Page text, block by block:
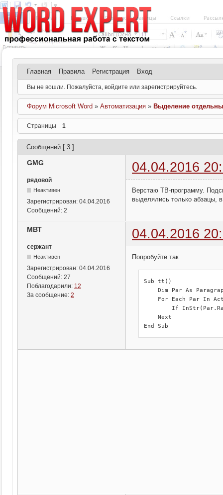
Главная Правила Регистрация Вход
Вы не вошли. Пожалуйста, войдите или зарегистрируйтесь.
Форум Microsoft Word »Автоматизация » Выделение
Страницы 1
Сообщений [ 3 ]
GMG 04.04.2016
рядовой
Неактивен
Зарегистрирован: 04.04.2016
Сообщений: 2
Верстаю ТВ-программу.
выделялись только абзацы,
МВТ 04.04.2016
сержант
Неактивен
Зарегистрирован: 04.04.2016
Сообщений: 27
Поблагодарили: 12
За сообщение: 2
Попробуйте так
Sub tt()
Dim Par As
For Each Par In
If
    Next
End Sub